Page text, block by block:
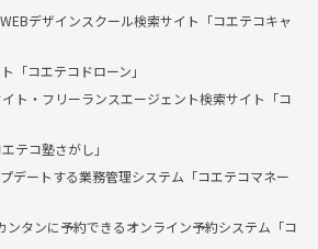
デザインスクール検索サイト「コエテコキャ
「コエテコドローン」
ト・フリーランスエージェント検索サイト「コ
テコ塾さがし」
デートする業務管理システム「コエテコマネー
タンに予約できるオンライン予約システム「コ